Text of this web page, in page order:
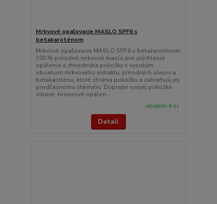
Mrkvové opaľovacie MASLO SPF6 s
betakaroténom
Mrkvové opaľovacie MASLO SPF6 s betakaroténom
100 % prírodné mrkvové maslo pre urýchlenie
opálenia a zhnednutia pokožky s vysokým
obsahom mrkvového extraktu, prírodných olejov a
betakaroténu, ktoré chránia pokožku a zabraňujú jej
predčasnému starnutiu. Doprajte svojej pokožke
zdravé, bronzové opálen...
skladom 4 ks
Detail